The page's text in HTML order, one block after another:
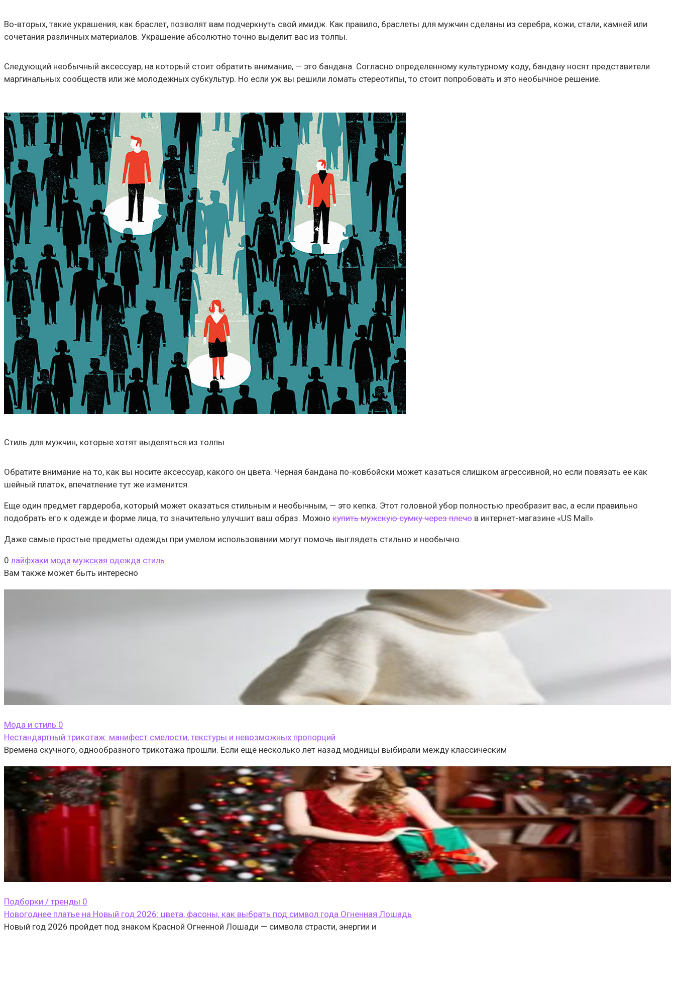
Во-вторых, такие украшения, как браслет, позволят вам подчеркнуть свой имидж. Как правило, браслеты для мужчин сделаны из серебра, кожи, стали, камней или
сочетания различных материалов. Украшение абсолютно точно выделит вас из толпы.
Следующий необычный аксессуар, на который стоит обратить внимание, — это бандана. Согласно определенному культурному коду, бандану носят представители
маргинальных сообществ или же молодежных субкультур. Но если уж вы решили ломать стереотипы, то стоит попробовать и это необычное решение.
Стиль для мужчин, которые хотят выделяться из толпы
Обратите внимание на то, как вы носите аксессуар, какого он цвета. Черная бандана по-ковбойски может казаться слишком агрессивной, но если повязать ее как
шейный платок, впечатление тут же изменится.
Еще один предмет гардероба, который может оказаться стильным и необычным, — это кепка. Этот головной убор полностью преобразит вас, а если правильно
подобрать его к одежде и форме лица, то значительно улучшит ваш образ. Можно купить мужскую сумку через плечо в интернет-магазине «US Мall».
Даже самые простые предметы одежды при умелом использовании могут помочь выглядеть стильно и необычно.
0 лайфхаки мода мужская одежда стиль
Вам также может быть интересно
Мода и стиль 0
Нестандартный трикотаж: манифест смелости, текстуры и невозможных пропорций
Времена скучного, однообразного трикотажа прошли. Если ещё несколько лет назад модницы выбирали между классическим
Подборки / тренды 0
Новогоднее платье на Новый год 2026: цвета, фасоны, как выбрать под символ года Огненная Лошадь
Новый год 2026 пройдет под знаком Красной Огненной Лошади — символа страсти, энергии и